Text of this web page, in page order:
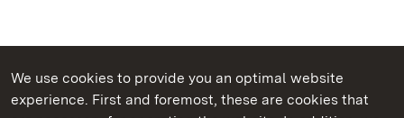
We use cookies to provide you an optimal website
experience. First and foremost, these are cookies that